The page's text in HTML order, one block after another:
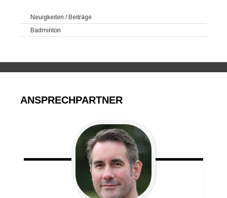
Neuigkeiten / Beiträge
Badminton
ANSPRECHPARTNER